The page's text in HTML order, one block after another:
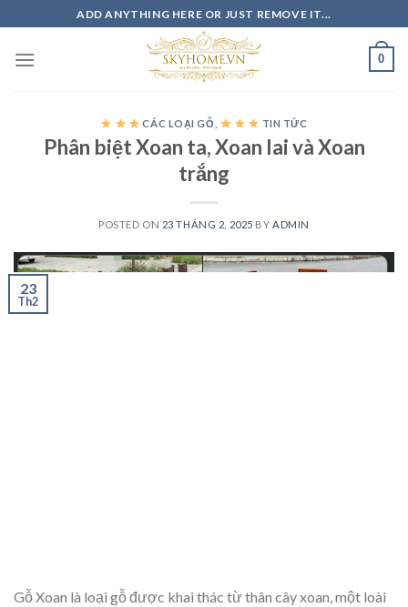
to
content
ADD ANYTHING HERE OR JUST REMOVE IT...
0
CÁC LOẠI GỖ TIN TỨC
Phân biệt Xoan ta, Xoan lai và Xoan
trắng
POSTED ON 23 THÁNG 2, 2025 BY ADMIN
23
Th2
Gỗ Xoan là loại gỗ được khai thác từ thân cây xoan, một loài